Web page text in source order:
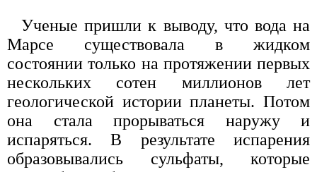
Ученые пришли к выводу, что вода на
Марсе существовала в жидком
состоянии только на протяжении первых
нескольких сотен миллионов лет
геологической истории планеты. Потом
она стала прорываться наружу и
испаряться. В результате испарения
образовывались сульфаты, которые